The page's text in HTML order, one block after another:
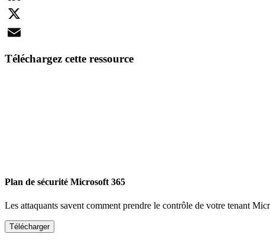
LinkedIn
X
Téléchargez cette ressource
Plan de sécurité Microsoft 365
Les attaquants savent comment prendre le contrôle de votre tenant